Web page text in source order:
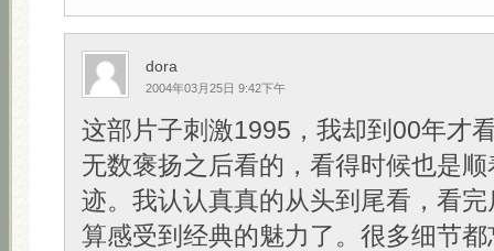
dora
2004年03月25日 9:42下午
这部片子刺激1995，我却到00年才
无数褒扬之后看的，看得时候也是
迹。我认认真真的从头到尾看，看
算感受到经典的魅力了。很多细节